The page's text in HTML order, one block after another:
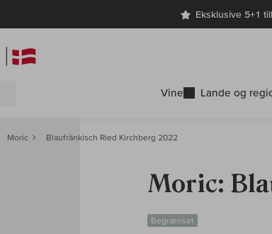
Eksklusive 5+1
Vine Lande og
Moric Blaufränkisch Ried Kirchberg 2022
Moric:
Begrænset